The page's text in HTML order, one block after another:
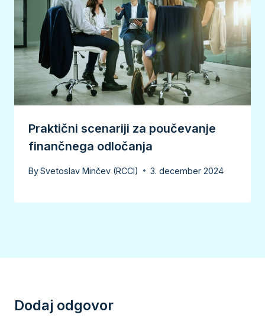
Praktični scenariji za poučevanje
finančnega odločanja
BySvetoslav Minčev (RCCI) 3. december 2024
Dodaj odgovor